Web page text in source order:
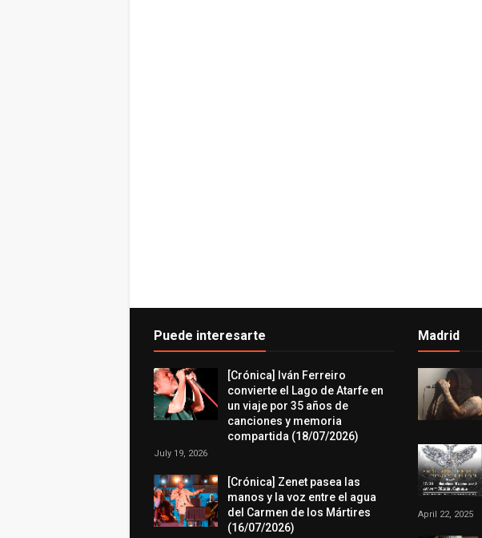
Puede interesarte
[Crónica] Iván Ferreiro
convierte el Lago de Atarfe en
un viaje por 35 años de
canciones y memoria
compartida (18/07/2026)
July 19, 2026
[Crónica] Zenet pasea las
manos y la voz entre el agua
del Carmen de los Mártires
(16/07/2026)
Madrid
April 22, 2025